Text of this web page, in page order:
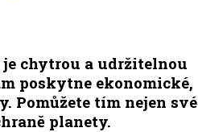
chytrou a udržitelnou
poskytne ekonomické,
Pomůžete tím nejen své
planety.